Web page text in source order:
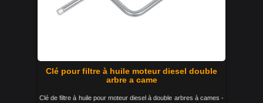
Clé pour filtre à huile moteur diesel double
arbre a came
Clé de filtre à huile pour moteur diesel à double arbres à cames -